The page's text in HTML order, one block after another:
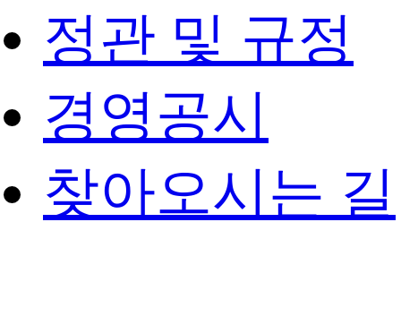
정관 및 규정
경영공시
찾아오시는 길